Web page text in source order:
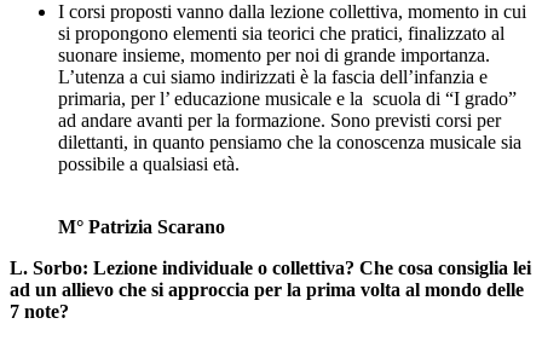
I corsi proposti vanno dalla lezione collettiva, momento in cui
si propongono elementi sia teorici che pratici, finalizzato al
suonare insieme, momento per noi di grande importanza.
L’utenza a cui siamo indirizzati è la fascia dell’infanzia e
primaria, per l’ educazione musicale e la scuola di “I grado”
ad andare avanti per la formazione. Sono previsti corsi per
dilettanti, in quanto pensiamo che la conoscenza musicale sia
possibile a qualsiasi età.
M° Patrizia Scarano
L. Sorbo: Lezione individuale o collettiva? Che cosa consiglia lei
ad un allievo che si approccia per la prima volta al mondo delle
7 note?